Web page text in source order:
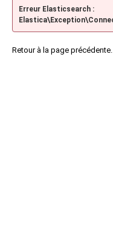
Erreur Elasticsearch :
Retour à la page précédente.